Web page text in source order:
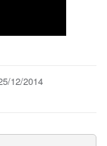
12/2014